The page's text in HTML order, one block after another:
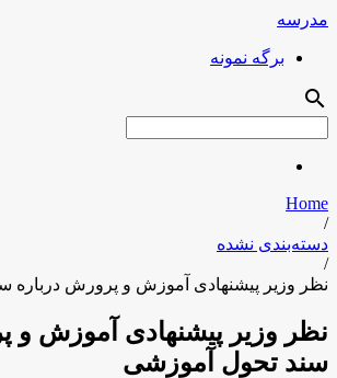
مدرسه
برگه نمونه
search
Home
/
دسته‌بندی نشده
/
نظر وزیر پیشنهادی آموزش و پرورش درباره
نظر وزیر پیشنهادی آموزش و
سند تحول آموزشی